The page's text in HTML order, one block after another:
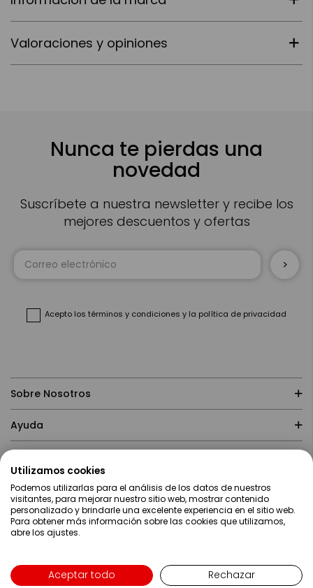
Valoraciones y opiniones
Nunca te pierdas una
novedad
Suscríbete a nuestra newsletter y recibe los
mejores descuentos y ofertas
Inscríbase
Acepto los términos y condiciones y la política de privacidad
Sobre Nosotros
Ayuda
Contacto
Utilizamos cookies
Podemos utilizarlas para el análisis de los datos de nuestros
visitantes, para mejorar nuestro sitio web, mostrar contenido
personalizado y brindarle una excelente experiencia en el sitio web.
Para obtener más información sobre las cookies que utilizamos,
abre los ajustes.
Aceptar todo Rechazar